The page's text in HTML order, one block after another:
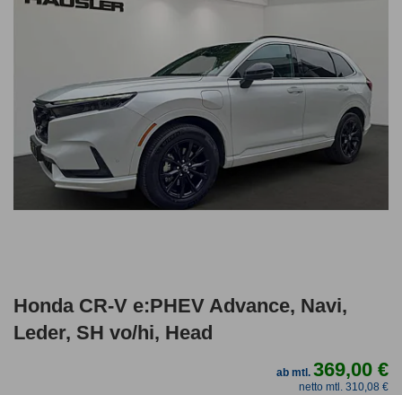
Honda CR-V e:PHEV Advance, Navi,
Leder, SH vo/hi, Head
ab mtl.369,00 €
netto mtl. 310,08 €